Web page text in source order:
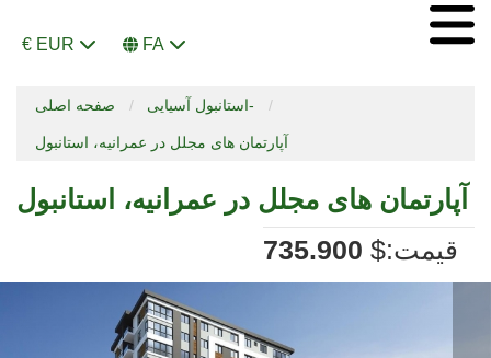
€ EUR FA
صفحه اصلی استانبول آسیایی-
آپارتمان های مجلل در عمرانیه، استانبول
آپارتمان های مجلل در عمرانیه، استانبول
:قیمت
735.900 $